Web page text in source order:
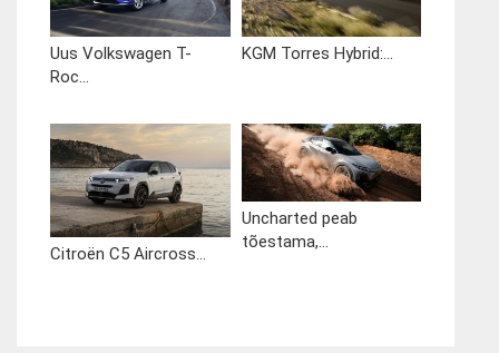
Uus Volkswagen T-
Roc...
KGM Torres Hybrid:...
Citroën C5 Aircross...
Uncharted peab
tõestama,...